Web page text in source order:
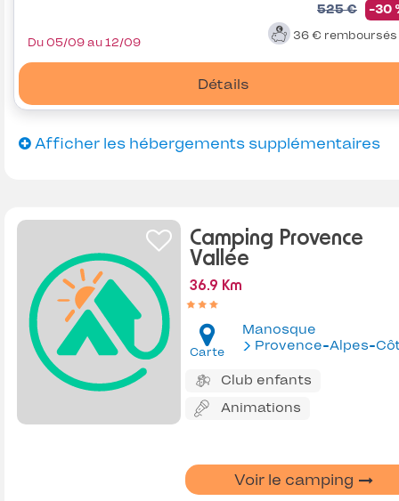
525 € -30
36 € remboursés
Détails
Du 05/09 au 12/09
Afficher les hébergements supplémentaires
Camping Provence
Vallée
36.9 Km
Carte
Manosque
Provence-Alpes-Côte
Club enfants
Animations
Voir le camping